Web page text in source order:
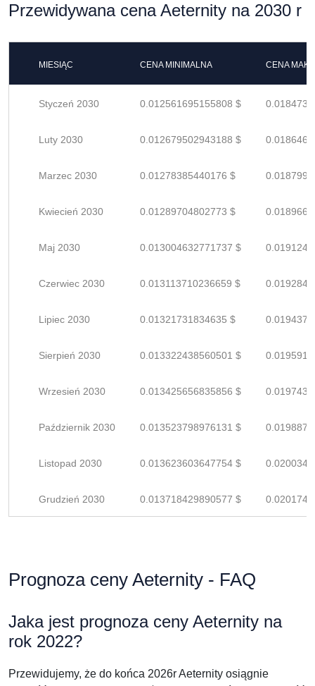
Przewidywana cena Aeternity na 2030 r
MIESIĄC CENA MINIMALNA CENA
Styczeń 2030 0.012561695155808 $
Luty 2030 0.012679502943188 $
Marzec 2030 0.01278385440176 $
Kwiecień 2030 0.01289704802773 $
Maj 2030 0.013004632771737 $
Czerwiec 2030 0.013113710236659 $
Lipiec 2030 0.01321731834635 $
Sierpień 2030 0.013322438560501 $
Wrzesień 2030 0.013425656835856 $
Październik 2030 0.013523798976131 $
Listopad 2030 0.013623603647754 $
Grudzień 2030 0.013718429890577 $
Prognoza ceny Aeternity - FAQ
Jaka jest prognoza ceny Aeternity na
rok 2022?
Przewidujemy, że do końca 2026r Aeternity osiągnie